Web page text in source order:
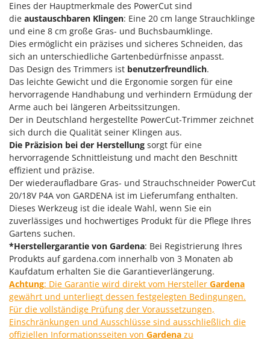
Kartoffelroder für Traktoren
Kehrmaschinen
Kettensägen
Kippbare Heckschaufeln für Traktoren
Klimaanlagen – Klimageräte
Knetmaschinen
Knochensägen
Kompressoren - elektrisch
Kompressoren für Ernte und Baumschnitt
Kreiseleggen
Küchenreiben - elektrisch
Kükenaufzuchtboxen
L
Laderampe aus Aluminium
Laubsauger - Laubbläser
Laubsauger auf Rädern
Luftentfeuchter
Luftkühler mit Wasserverdunstung
Diesse
Docma
Dominion
Dreame
E
Echo
EcoFlow
Edilmark
Effeuno
Einhell
Elegen
Energy Gruppi
Enotecnica Pillan
Eschenfelder
EuroMech
Eurosystems
F
FAC
Fama Industrie
Eines der Hauptmerkmale des PowerCut sind
die austauschbaren Klingen: Eine 20 cm lange Strauchklinge
und eine 8 cm große Gras- und Buchsbaumklinge.
Dies ermöglicht ein präzises und sicheres Schneiden, das
sich an unterschiedliche Gartenbedürfnisse anpasst.
Das Design des Trimmers ist benutzerfreundlich.
Das leichte Gewicht und die Ergonomie sorgen für eine
hervorragende Handhabung und verhindern Ermüdung der
Arme auch bei längeren Arbeitssitzungen.
Der in Deutschland hergestellte PowerCut-Trimmer zeichnet
sich durch die Qualität seiner Klingen aus.
Die Präzision bei der Herstellung sorgt für eine
hervorragende Schnittleistung und macht den Beschnitt
effizient und präzise.
Der wiederaufladbare Gras- und Strauchschneider PowerCut
20/18V P4A von GARDENA ist im Lieferumfang enthalten.
Dieses Werkzeug ist die ideale Wahl, wenn Sie ein
zuverlässiges und hochwertiges Produkt für die Pflege Ihres
Gartens suchen.
*Herstellergarantie von Gardena: Bei Registrierung Ihres
Produkts auf gardena.com innerhalb von 3 Monaten ab
Kaufdatum erhalten Sie die Garantieverlängerung.
Achtung: Die Garantie wird direkt vom Hersteller Gardena
gewährt und unterliegt dessen festgelegten Bedingungen.
Für die vollständige Prüfung der Voraussetzungen,
Einschränkungen und Ausschlüsse sind ausschließlich die
offiziellen Informationsseiten von Gardena zu